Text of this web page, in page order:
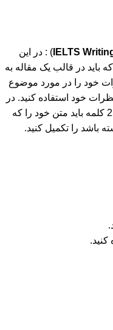
IELTS ) : در این
در قالب یک مقاله به
خود را در مورد موضوع
خود استفاده کنید. در
شما 40 دقیقه زمان دارید و با 250 کلمه باید متن خود را که
کنید.